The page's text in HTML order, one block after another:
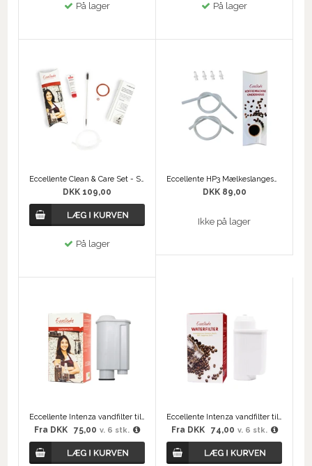
På lager På lager
Eccellente Clean & Care Set - Siemens Bosch
DKK 109,00
På lager
Eccellente HP3 Mælkeslangesæt til Jura - mælkeslanger og tilslutningsnipler
DKK 89,00
Ikke på lager
Eccellente Intenza vandfilter til Philips Saeco
Fra DKK 75,00 v. 6 stk.
Eccellente Intenza vandfilter til Siemens/Bosch
Fra DKK 74,00 v. 6 stk.